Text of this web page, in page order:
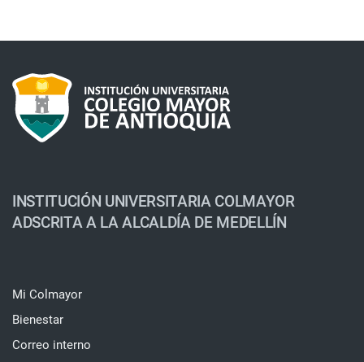
INSTITUCIÓN UNIVERSITARIA COLMAYOR
ADSCRITA A LA ALCALDÍA DE MEDELLÍN
Mi Colmayor
Bienestar
Correo interno